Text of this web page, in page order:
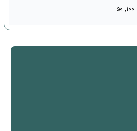
۱۰۰, ۵۰